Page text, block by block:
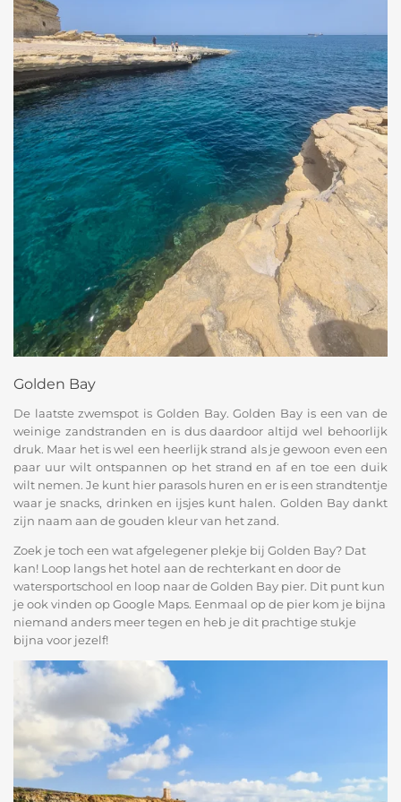
Golden Bay
De laatste zwemspot is Golden Bay. Golden Bay is een van de
weinige zandstranden en is dus daardoor altijd wel behoorlijk
druk. Maar het is wel een heerlijk strand als je gewoon even een
paar uur wilt ontspannen op het strand en af en toe een duik
wilt nemen. Je kunt hier parasols huren en er is een strandtentje
waar je snacks, drinken en ijsjes kunt halen. Golden Bay dankt
zijn naam aan de gouden kleur van het zand.
Zoek je toch een wat afgelegener plekje bij Golden Bay? Dat
kan! Loop langs het hotel aan de rechterkant en door de
watersportschool en loop naar de Golden Bay pier. Dit punt kun
je ook vinden op Google Maps. Eenmaal op de pier kom je bijna
niemand anders meer tegen en heb je dit prachtige stukje
bijna voor jezelf!